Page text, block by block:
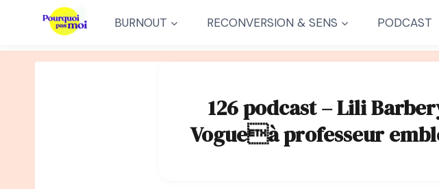
BURNOUT RECONVERSION & SENS PODCAST
126 podcast – Lili
Vogueà professeur